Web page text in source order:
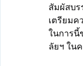
สัมผัสบร
เตรียมค
ในการนี้
ลัยฯ ใน